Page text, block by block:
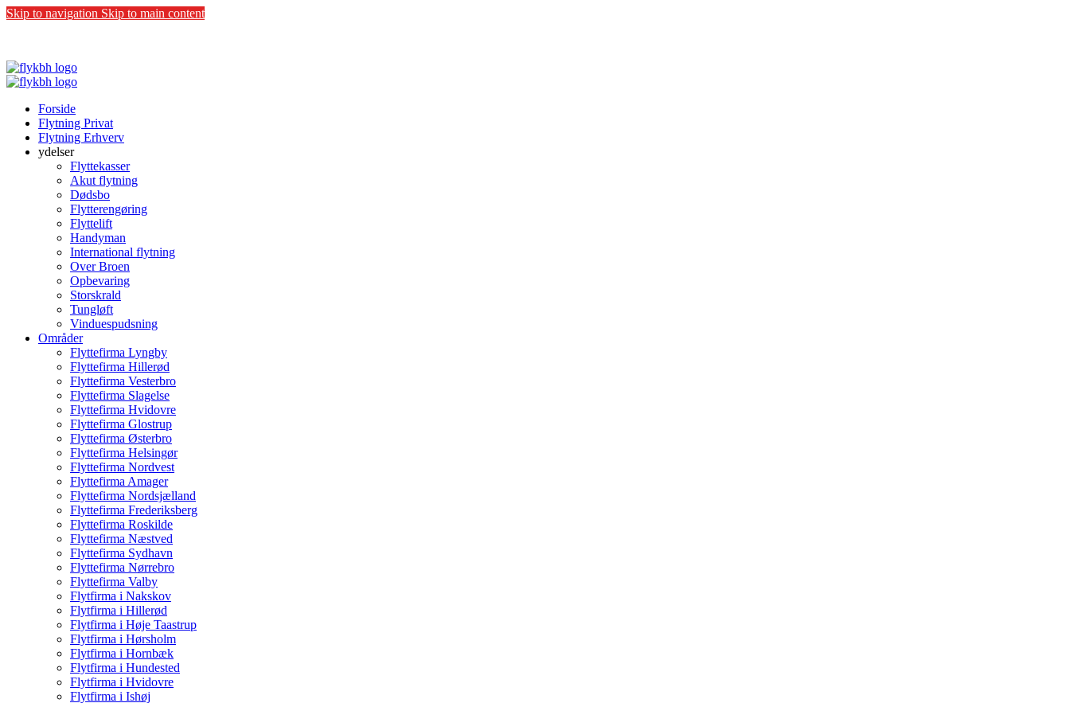
Skip to navigation Skip to main content
Forside
Flytning Privat
Flytning Erhverv
ydelser
Flyttekasser
Akut flytning
Dødsbo
Flytterengøring
Flyttelift
Handyman
International flytning
Over Broen
Opbevaring
Storskrald
Tungløft
Vinduespudsning
Områder
Flyttefirma Lyngby
Flyttefirma Hillerød
Flyttefirma Vesterbro
Flyttefirma Slagelse
Flyttefirma Hvidovre
Flyttefirma Glostrup
Flyttefirma Østerbro
Flyttefirma Helsingør
Flyttefirma Nordvest
Flyttefirma Amager
Flyttefirma Nordsjælland
Flyttefirma Frederiksberg
Flyttefirma Roskilde
Flyttefirma Næstved
Flyttefirma Sydhavn
Flyttefirma Nørrebro
Flyttefirma Valby
Flytfirma i Nakskov
Flytfirma i Hillerød
Flytfirma i Høje Taastrup
Flytfirma i Hørsholm
Flytfirma i Hornbæk
Flytfirma i Hundested
Flytfirma i Hvidovre
Flytfirma i Ishøj